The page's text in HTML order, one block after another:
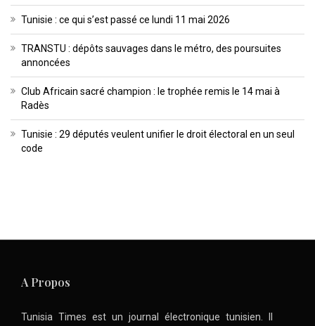
Tunisie : ce qui s’est passé ce lundi 11 mai 2026
TRANSTU : dépôts sauvages dans le métro, des poursuites
annoncées
Club Africain sacré champion : le trophée remis le 14 mai à
Radès
Tunisie : 29 députés veulent unifier le droit électoral en un seul
code
A Propos
Tunisia Times est un journal électronique tunisien. Il